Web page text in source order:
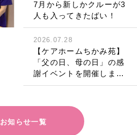
7月から新しかクルーが3
人も入ってきたばい！
2026.07.28
【ケアホームちかみ苑】
「父の日、母の日」の感
謝イベントを開催しまし
た！
お知らせ一覧